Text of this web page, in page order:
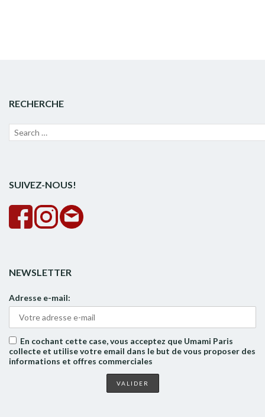
RECHERCHE
Recherche
SUIVEZ-NOUS!
NEWSLETTER
Adresse e-mail:
En cochant cette case, vous acceptez que Umami Paris
collecte et utilise votre email dans le but de vous proposer des
informations et offres commerciales